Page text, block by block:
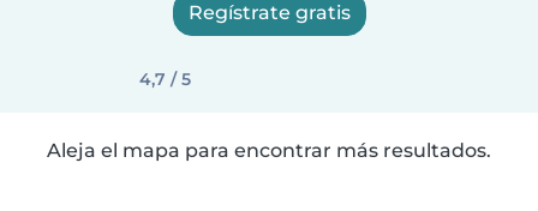
Regístrate gratis
4,7 / 5
Aleja el mapa para encontrar más resultados.